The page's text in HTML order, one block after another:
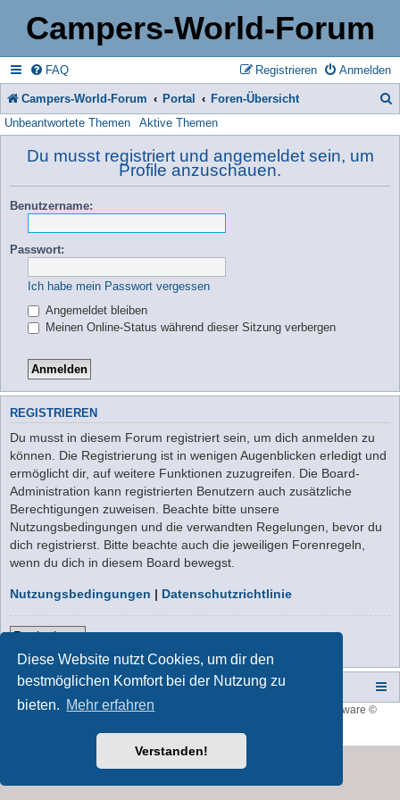
Diese Website nutzt Cookies, um dir den
bestmöglichen Komfort bei der Nutzung zu
bieten. Mehr erfahren
Verstanden!
Campers-World-Forum
FAQ Anmelden
Registrieren
Campers-World-Forum Portal Foren-Übersicht
Unbeantwortete Themen Aktive Themen
Du musst registriert und angemeldet sein, um
Profile anzuschauen.
Benutzername:
Passwort:
Ich habe mein Passwort vergessen
Angemeldet bleiben
Meinen Online-Status während dieser Sitzung verbergen
REGISTRIEREN
Du musst in diesem Forum registriert sein, um dich anmelden zu
können. Die Registrierung ist in wenigen Augenblicken erledigt und
ermöglicht dir, auf weitere Funktionen zuzugreifen. Die Board-
Administration kann registrierten Benutzern auch zusätzliche
Berechtigungen zuweisen. Beachte bitte unsere
Nutzungsbedingungen und die verwandten Regelungen, bevor du
dich registrierst. Bitte beachte auch die jeweiligen Forenregeln,
wenn du dich in diesem Board bewegst.
Nutzungsbedingungen | Datenschutzrichtlinie
Registrieren
Campers-World-Forum Portal Foren-Übersicht
Style developer byforum tricolor
® Forum Software ©
Deutsche Übersetzung durch